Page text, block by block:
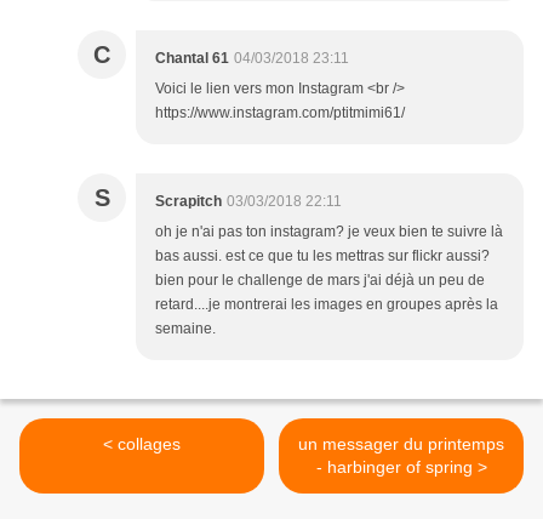
C Chantal 61 04/03/2018 23:11
Voici le lien vers mon Instagram <br />
https://www.instagram.com/ptitmimi61/
S Scrapitch 03/03/2018 22:11
oh je n'ai pas ton instagram? je veux bien te suivre là
bas aussi. est ce que tu les mettras sur flickr aussi?
bien pour le challenge de mars j'ai déjà un peu de
retard....je montrerai les images en groupes après la
semaine.
< collages
un messager du printemps
- harbinger of spring >